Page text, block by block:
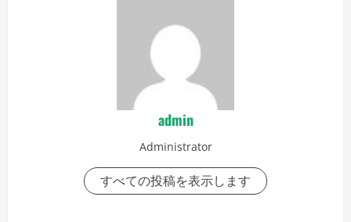
admin
Administrator
すべての投稿を表示します